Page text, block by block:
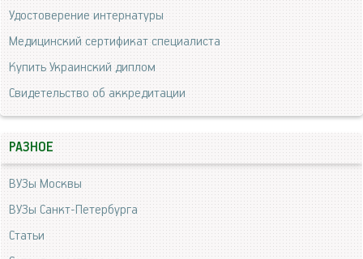
Удостоверение интернатуры
Медицинский сертификат специалиста
Купить Украинский диплом
Свидетельство об аккредитации
РАЗНОЕ
ВУЗы Москвы
ВУЗы Санкт-Петербурга
Статьи